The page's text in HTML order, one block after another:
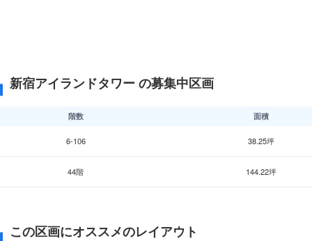
新宿アイランドタワー の募集中区画
階数 面積
6-106 38.25坪
44階 144.22坪
この区画にオススメのレイアウト